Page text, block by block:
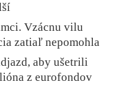
Vzácnu vilu
zatiaľ nepomohla
aby ušetrili
z eurofondov